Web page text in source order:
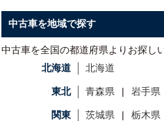
中古車を地域で探す
中古車を全国の都道府県よりお探し
北海道
北海道
東北 青森県 岩手県
関東 茨城県 栃木県